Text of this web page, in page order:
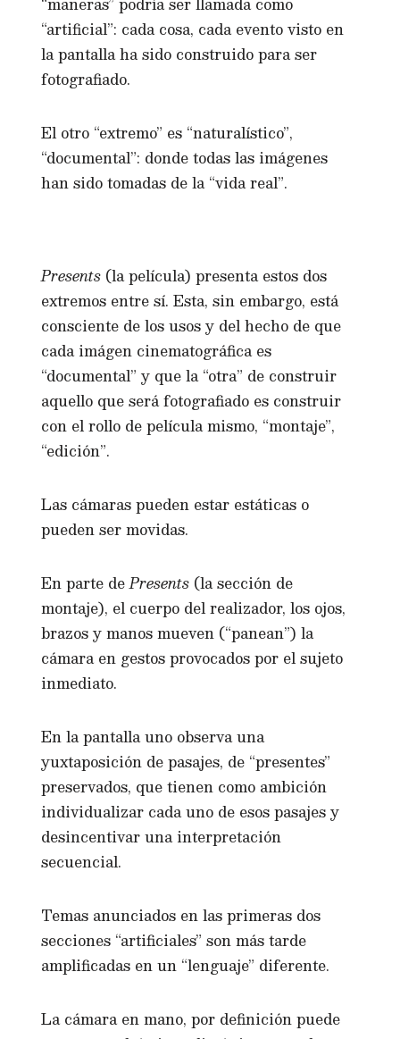
“artificial”: cada cosa, cada evento visto en
la pantalla ha sido construido para ser
fotografiado.
El otro “extremo” es “naturalístico”,
“documental”: donde todas las imágenes
han sido tomadas de la “vida real”.
Presents (la película) presenta estos dos
extremos entre sí. Esta, sin embargo, está
consciente de los usos y del hecho de que
cada imágen cinematográfica es
“documental” y que la “otra” de construir
aquello que será fotografiado es construir
con el rollo de película mismo, “montaje”,
“edición”.
Las cámaras pueden estar estáticas o
pueden ser movidas.
En parte dePresents (la sección de
montaje), el cuerpo del realizador, los ojos,
brazos y manos mueven (“panean”) la
cámara en gestos provocados por el sujeto
inmediato.
En la pantalla uno observa una
yuxtaposición de pasajes, de “presentes”
preservados, que tienen como ambición
individualizar cada uno de esos pasajes y
desincentivar una interpretación
secuencial.
Temas anunciados en las primeras dos
secciones “artificiales” son más tarde
amplificadas en un “lenguaje” diferente.
La cámara en mano, por definición puede